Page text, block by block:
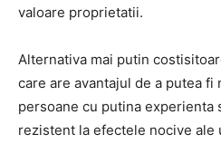
valoare proprietatii.
Alternativa mai putin
care are avantajul de a putea fi
persoane cu putina experienta
rezistent la efectele nocive